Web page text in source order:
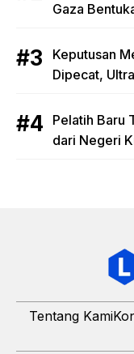
Gaza
Keputusan
Dipecat,
Pelatih Baru
dari Negeri
Tentang Kami